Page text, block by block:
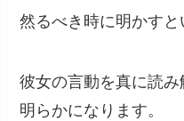
然るべき時に明かす
彼女の言動を真に読
明らかになります。